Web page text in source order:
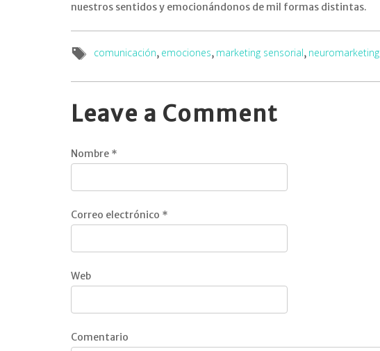
nuestros sentidos y emocionándonos de mil formas distintas.
comunicación, emociones, marketing sensorial, neuromarketing
Leave a Comment
Nombre *
Correo electrónico *
Web
Comentario